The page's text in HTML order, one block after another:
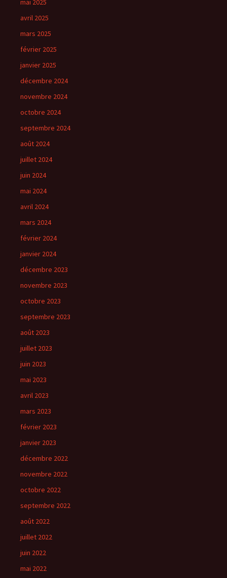
mai 2025
avril 2025
mars 2025
février 2025
janvier 2025
décembre 2024
novembre 2024
octobre 2024
septembre 2024
août 2024
juillet 2024
juin 2024
mai 2024
avril 2024
mars 2024
février 2024
janvier 2024
décembre 2023
novembre 2023
octobre 2023
septembre 2023
août 2023
juillet 2023
juin 2023
mai 2023
avril 2023
mars 2023
février 2023
janvier 2023
décembre 2022
novembre 2022
octobre 2022
septembre 2022
août 2022
juillet 2022
juin 2022
mai 2022